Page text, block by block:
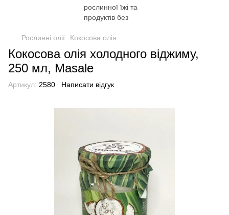
Рослинні олії Кокосова олія
Кокосова олія холодного віджиму,
250 мл, Masale
Артикул: 2580 Написати відгук